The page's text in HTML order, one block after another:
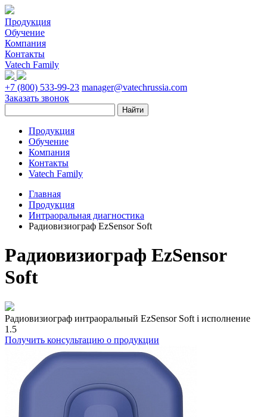
Продукция
Обучение
Компания
Контакты
Vatech Family
+7 (800) 533-99-23 manager@vatechrussia.com
Заказать звонок
Продукция
Обучение
Компания
Контакты
Vatech Family
Главная
Продукция
Интраоральная диагностика
Радиовизиограф EzSensor Soft
Радиовизиограф EzSensor
Soft
Радиовизиограф интраоральный EzSensor Soft i исполнение
1.5
Получить консультацию о продукции